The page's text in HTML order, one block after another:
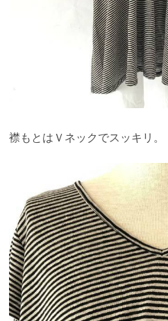
襟もとはＶネックでスッキリ。